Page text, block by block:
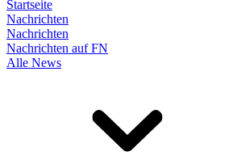
Startseite
Nachrichten
Nachrichten
Nachrichten auf FN
Alle News